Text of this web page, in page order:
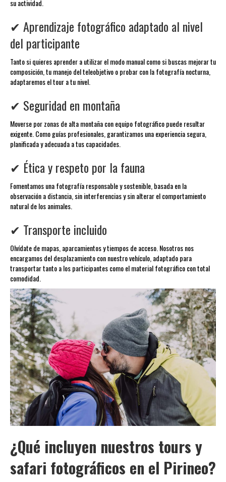
su actividad.
✔ Aprendizaje fotográfico adaptado al nivel
del participante
Tanto si quieres aprender a utilizar el modo manual como si buscas mejorar tu
composición, tu manejo del teleobjetivo o probar con la fotografía nocturna,
adaptaremos el tour a tu nivel.
✔ Seguridad en montaña
Moverse por zonas de alta montaña con equipo fotográfico puede resultar
exigente. Como guías profesionales, garantizamos una experiencia segura,
planificada y adecuada a tus capacidades.
✔ Ética y respeto por la fauna
Fomentamos una fotografía responsable y sostenible, basada en la
observación a distancia, sin interferencias y sin alterar el comportamiento
natural de los animales.
✔ Transporte incluido
Olvídate de mapas, aparcamientos y tiempos de acceso. Nosotros nos
encargamos del desplazamiento con nuestro vehículo, adaptado para
transportar tanto a los participantes como el material fotográfico con total
comodidad.
¿Qué incluyen nuestros tours y
safari fotográficos en el Pirineo?